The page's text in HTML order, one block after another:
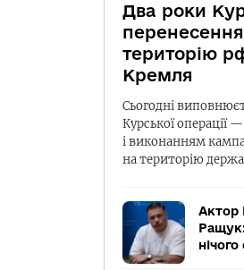
Два роки
територію
Кремля
Сьогодні
Курської операції
і виконанням
на територію
Актор